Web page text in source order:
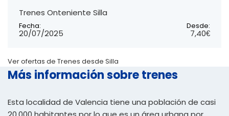
Trenes Onteniente Silla
Fecha:
20/07/2025
Desde:
7,40€
Ver ofertas de Trenes desde Silla
Más información sobre trenes
Esta localidad de Valencia tiene una población de casi